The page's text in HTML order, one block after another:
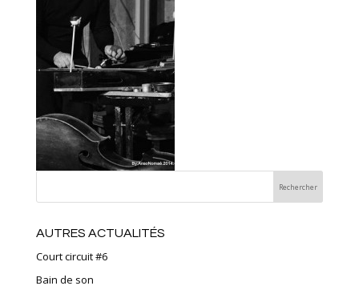
AUTRES ACTUALITÉS
Court circuit #6
Bain de son